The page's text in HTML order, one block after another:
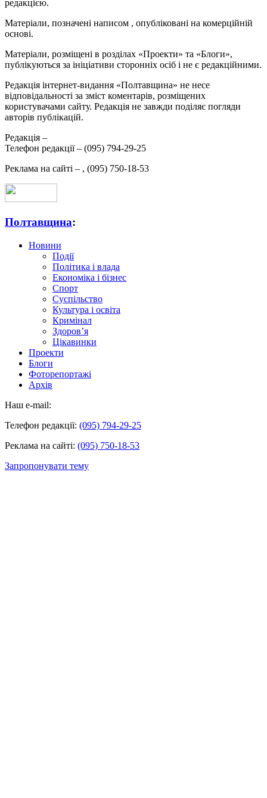
редакцією.
Матеріали, позначені написом , опубліковані на комерційній
основі.
Матеріали, розміщені в розділах «Проекти» та «Блоги»,
публікуються за ініціативи сторонніх осіб і не є редакційними.
Редакція інтернет-видання «Полтавщина» не несе
відповідальності за зміст коментарів, розміщених
користувачами сайту. Редакція не завжди поділяє погляди
авторів публікацій.
Редакція –
Телефон редакції – (095) 794-29-25
Реклама на сайті – , (095) 750-18-53
Полтавщина:
Новини
Події
Політика і влада
Економіка і бізнес
Спорт
Суспільство
Культура і освіта
Кримінал
Здоров’я
Цікавинки
Проекти
Блоги
Фоторепортажі
Архів
Наш e-mail:
Телефон редакції: (095) 794-29-25
Реклама на сайті: (095) 750-18-53
Запропонувати тему